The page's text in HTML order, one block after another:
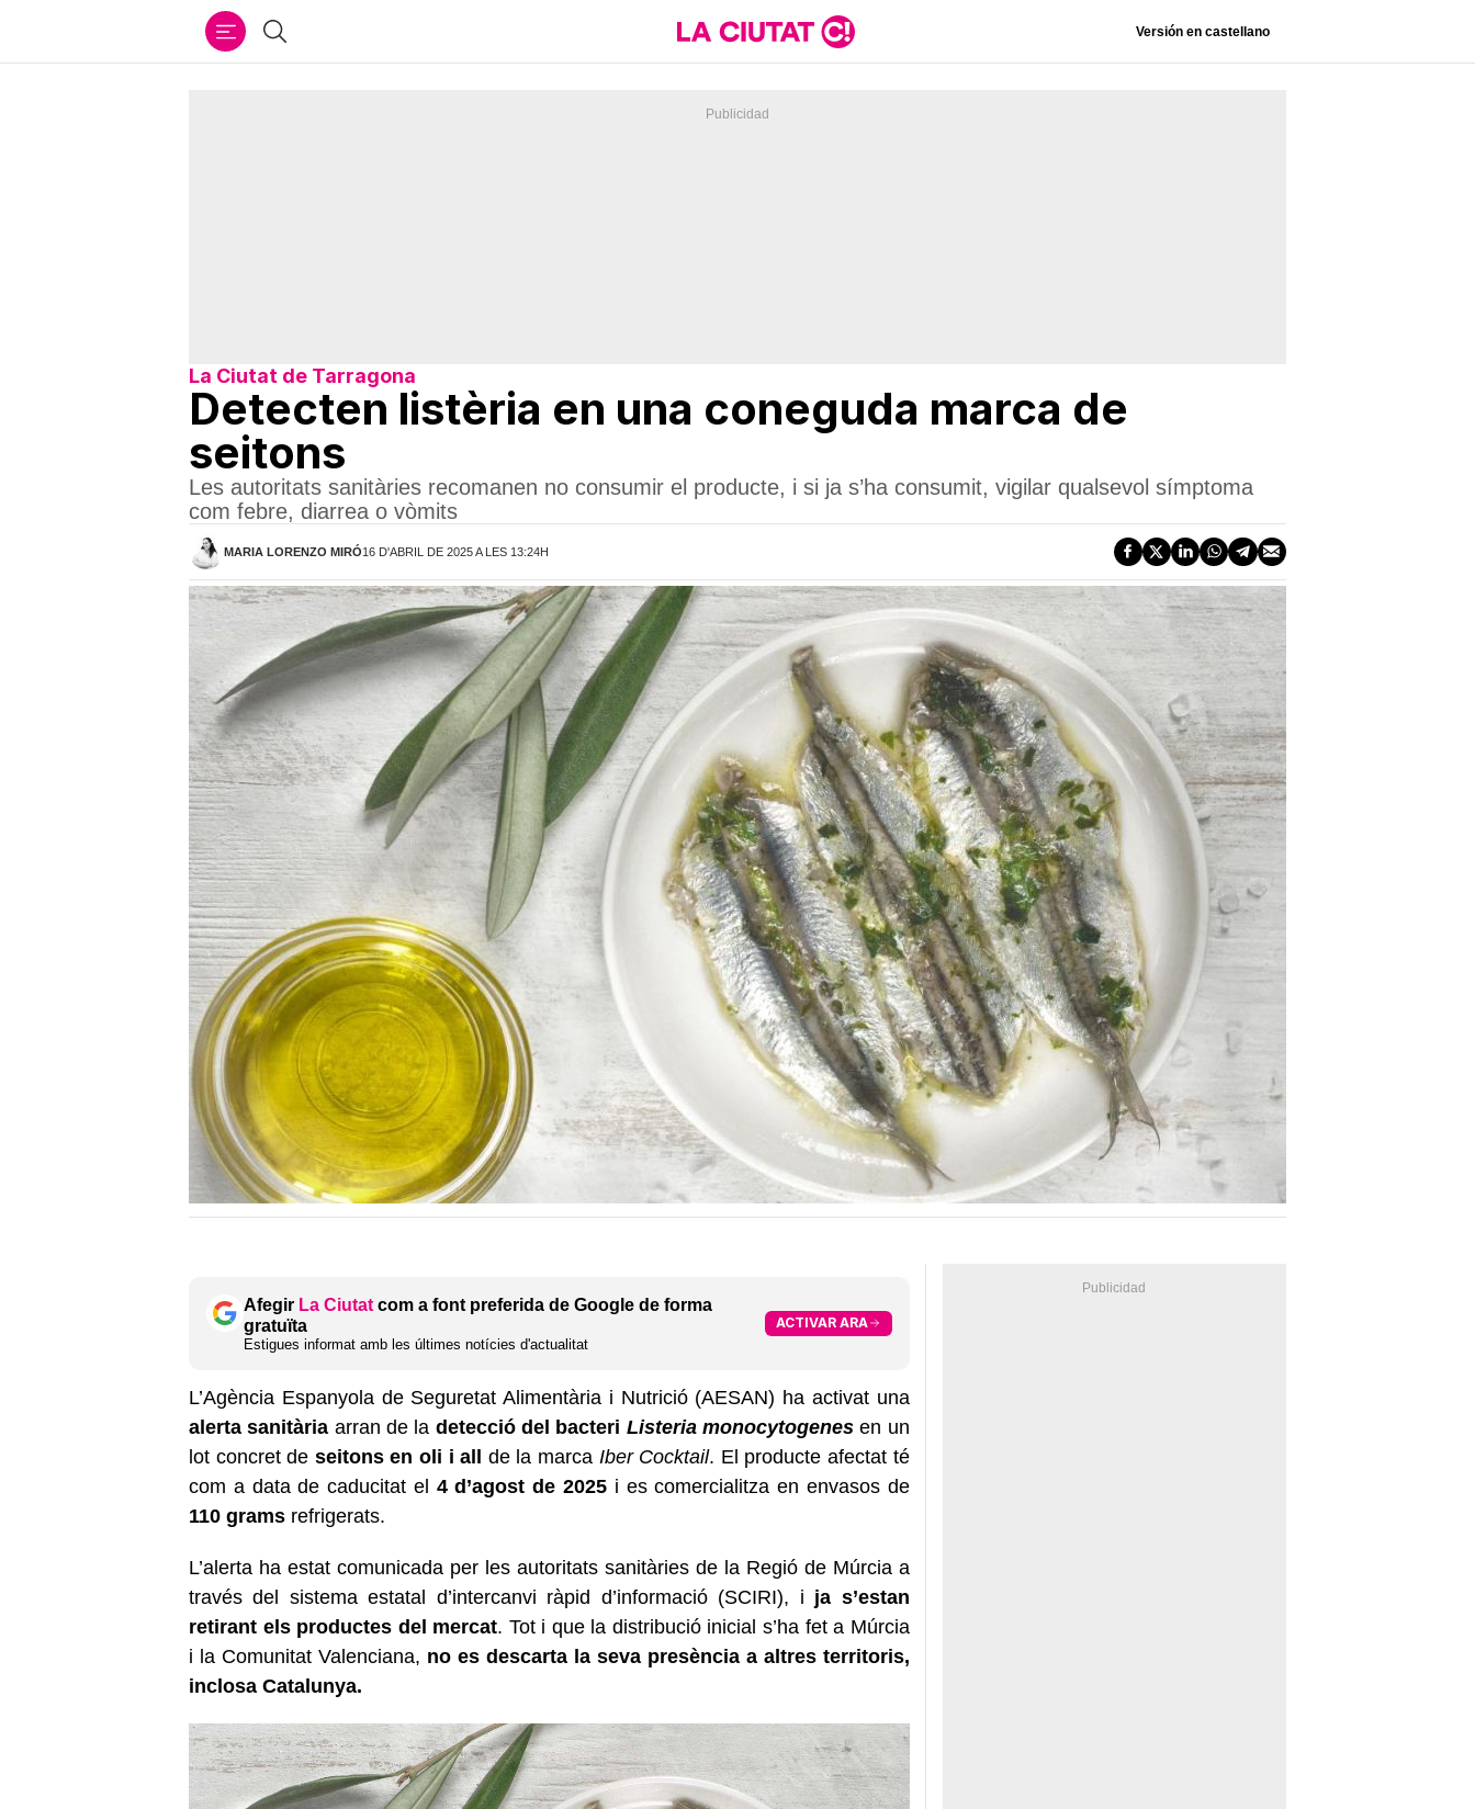
Cercar Versión en castellano
La Ciutat de Tarragona
Detecten listèria en una coneguda marca de
seitons
Les autoritats sanitàries recomanen no consumir el producte, i si ja s’ha consumit, vigilar qualsevol símptoma
com febre, diarrea o vòmits
MARIA LORENZO MIRÓ16 D'ABRIL DE 2025 A LES 13:24H
Afegir La Ciutat com a font preferida de Google de forma
gratuïta
Estigues informat amb les últimes notícies d'actualitat
ACTIVAR ARA
L’Agència Espanyola de Seguretat Alimentària i Nutrició (AESAN) ha activat una
alerta sanitària arran de la detecció del bacteri Listeria monocytogenes en un
lot concret de seitons en oli i all de la marca Iber Cocktail. El producte afectat té
com a data de caducitat el 4 d’agost de 2025i es comercialitza en envasos de
110 grams refrigerats.
L’alerta ha estat comunicada per les autoritats sanitàries de la Regió de Múrcia a
través del sistema estatal d’intercanvi ràpid d’informació (SCIRI), i ja s’estan
retirant els productes del mercat. Tot i que la distribució inicial s’ha fet a Múrcia
i la Comunitat Valenciana, no es descarta la seva presència a altres territoris,
inclosa Catalunya.